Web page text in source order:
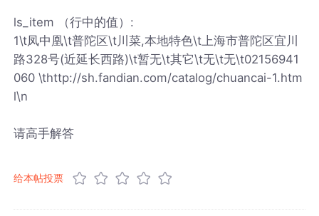
ls_item （行中的值）:
1\t凤中凰\t普陀区\t川菜,本地特色\t上海市普陀区宜川
路328号(近延长西路)\t暂无\t其它\t无\t无\t02156941
060 \thttp://sh.fandian.com/catalog/chuancai-1.htm
l\n
请高手解答
给本帖投票